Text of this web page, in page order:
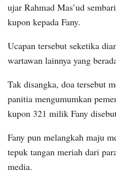
ujar Rahmad Mas’ud
kupon kepada Fany.
Ucapan tersebut seketika
wartawan lainnya yang
Tak disangka, doa tersebut
panitia mengumumkan
kupon 321 milik Fany
Fany pun melangkah maju
tepuk tangan meriah dari
media.